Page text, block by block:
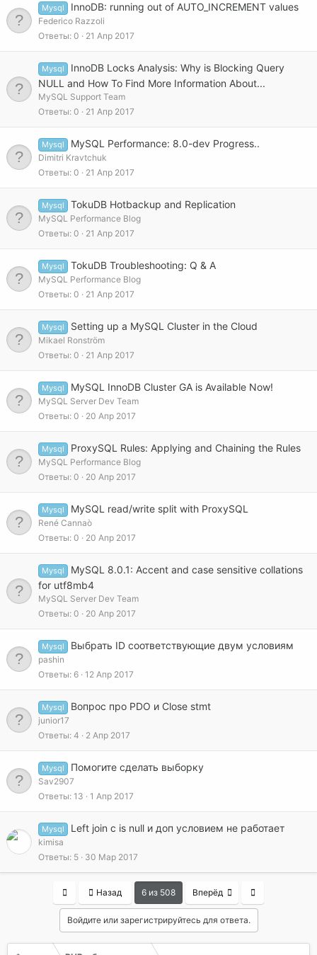
Mysql InnoDB: running out of AUTO_INCREMENT values
Federico Razzoli
Ответы 0 21 Апр 2017
Mysql
InnoDB Locks Analysis: Why is Blocking Query
NULL and How To Find More Information About...
MySQL Support Team
Ответы 0 21 Апр 2017
Mysql MySQL Performance: 8.0-dev Progress..
Dimitri Kravtchuk
Ответы 0 21 Апр 2017
Mysql TokuDB Hotbackup and Replication
MySQL Performance Blog
Ответы 0 21 Апр 2017
Mysql TokuDB Troubleshooting: Q & A
MySQL Performance Blog
Ответы 0 21 Апр 2017
Mysql Setting up a MySQL Cluster in the Cloud
Mikael Ronström
Ответы 0 21 Апр 2017
Mysql MySQL InnoDB Cluster GA is Available Now!
MySQL Server Dev Team
Ответы 0 20 Апр 2017
Mysql ProxySQL Rules: Applying and Chaining the Rules
MySQL Performance Blog
Ответы 0 20 Апр 2017
Mysql MySQL read/write split with ProxySQL
René Cannaò
Ответы 0 20 Апр 2017
Mysql
MySQL 8.0.1: Accent and case sensitive collations
for utf8mb4
MySQL Server Dev Team
Ответы 0 20 Апр 2017
Mysql Выбрать ID соответствующие двум условиям
pashin
Ответы 6 12 Апр 2017
Mysql Вопрос про PDO и Close stmt
junior17
Ответы 4 2 Апр 2017
Mysql Помогите сделать выборку
Sav2907
Ответы 13 1 Апр 2017
Mysql Left join с is null и доп условием не работает
kimisa
Ответы 5 30 Мар 2017
Назад 6 из 508 Вперёд
Войдите или зарегистрируйтесь для ответа.